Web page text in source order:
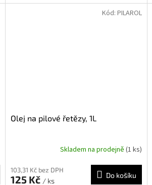
Olej na pilové řetězy, 1L
Skladem na prodejně (1 ks)
103,31 Kč bez DPH
125 Kč / ks
Do košíku
Kód: PILAROL